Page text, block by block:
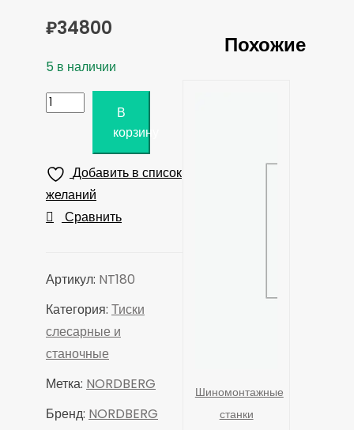
₽34800
5 в наличии
Количество
слесарные
NORDBERG
NT180
В
корзину
Добавить в список
желаний
Сравнить
Артикул: NT180
Категория: Тиски
слесарные и
станочные
Метка: NORDBERG
Бренд: NORDBERG
Похожие
Шиномонтажные
станки